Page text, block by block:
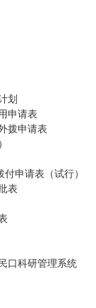
划
申请表
拨申请表
申请表（试行）
表
口科研管理系统